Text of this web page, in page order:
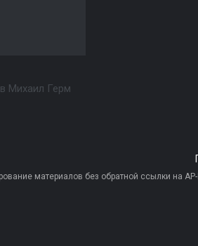
Михаил Герм
материалов без обратной ссылки на